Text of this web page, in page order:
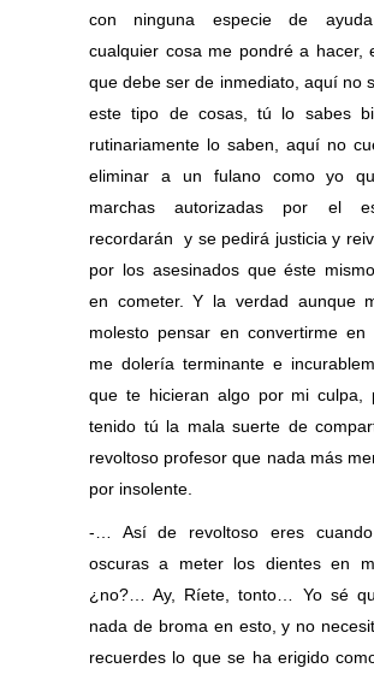
con ninguna especie de
cualquier cosa me pondré a hacer,
que debe ser de inmediato, aquí no
este tipo de cosas, tú lo sabes
rutinariamente lo saben, aquí no
eliminar a un fulano como yo
marchas autorizadas por el
recordarán y se pedirá justicia y
por los asesinados que éste
en cometer. Y la verdad aunque
molesto pensar en convertirme en
me dolería terminante e
que te hicieran algo por mi culpa,
tenido tú la mala suerte de
revoltoso profesor que nada más
por insolente.
-… Así de revoltoso eres
oscuras a meter los dientes en
¿no?… Ay, Ríete, tonto… Yo sé
nada de broma en esto, y no
recuerdes lo que se ha erigido